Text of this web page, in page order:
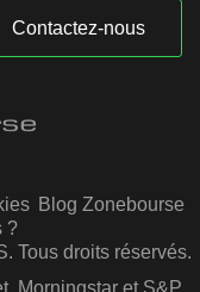
Contactez-nous
Blog Zonebourse
?
Tous droits réservés.
Morningstar et S&P